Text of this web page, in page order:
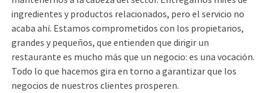
ingredientes y productos relacionados, pero el servicio no
acaba ahí. Estamos comprometidos con los propietarios,
grandes y pequeños, que entienden que dirigir un
restaurante es mucho más que un negocio: es una vocación.
Todo lo que hacemos gira en torno a garantizar que los
negocios de nuestros clientes prosperen.